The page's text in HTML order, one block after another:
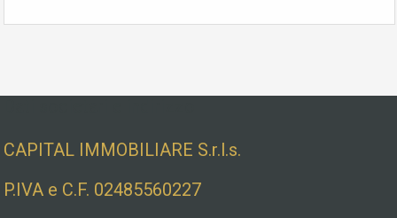
CAPITAL IMMOBILIARE S.r.l.s.
P.IVA e C.F. 02485560227